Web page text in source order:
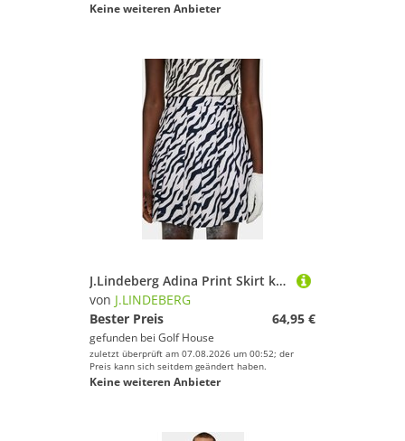
Keine weiteren Anbieter
J.Lindeberg Adina Print Skirt kurz Skort schwarz
von J.LINDEBERG
Bester Preis
64,95 €
gefunden bei Golf House
zuletzt überprüft am 07.08.2026 um 00:52; der
Preis kann sich seitdem geändert haben.
Keine weiteren Anbieter